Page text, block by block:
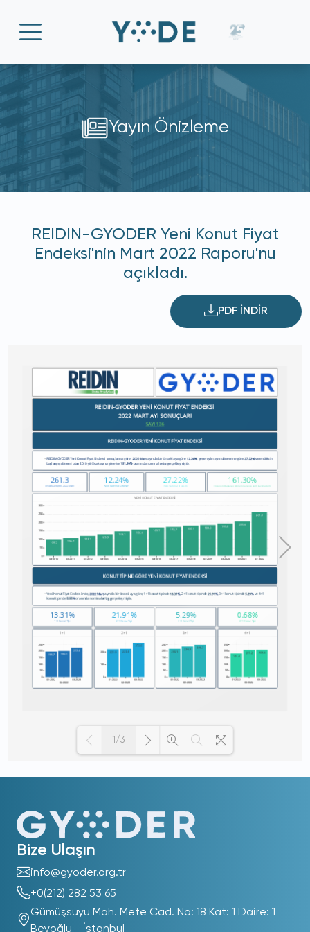
Yayın Önizleme
REIDIN-GYODER Yeni Konut Fiyat
Endeksi'nin Mart 2022 Raporu'nu
açıkladı.
PDF İNDİR
1/3
Bize Ulaşın
info@gyoder.org.tr
+0(212) 282 53 65
Gümüşsuyu Mah. Mete Cad. No: 18 Kat: 1 Daire: 1
Beyoğlu - İstanbul